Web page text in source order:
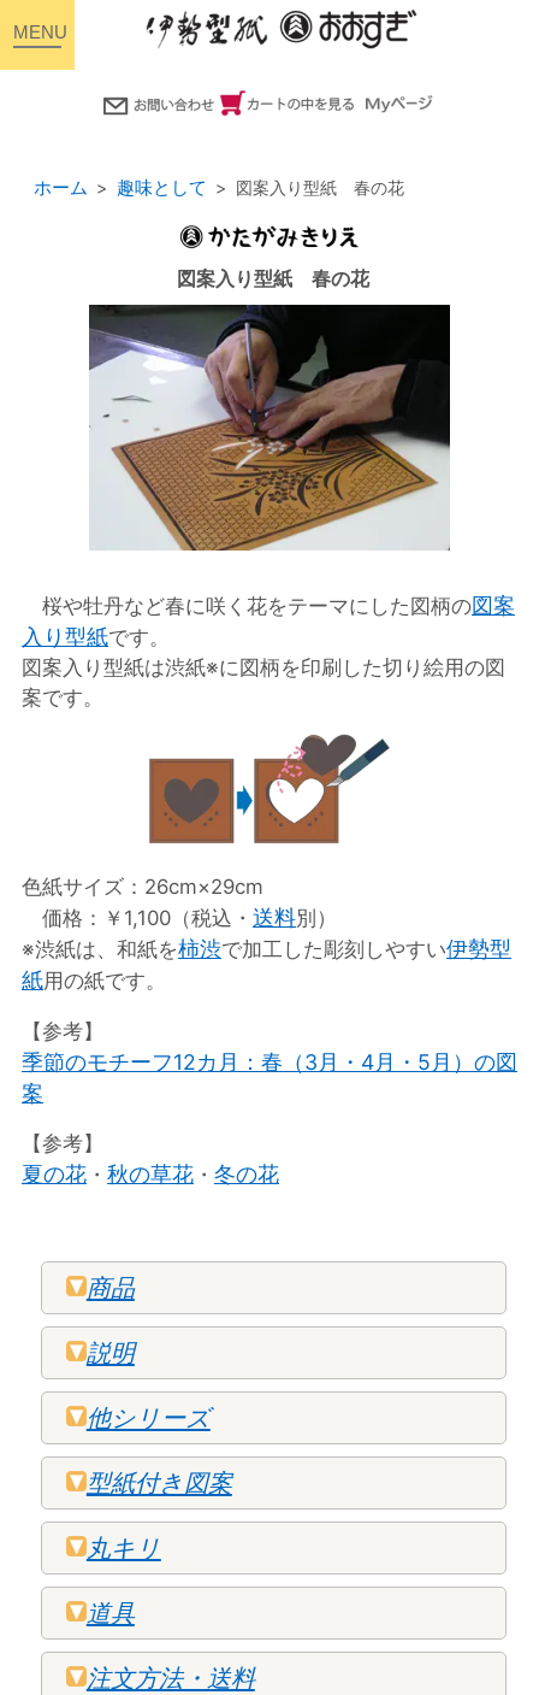
ホーム 趣味として 図案入り型紙 春の花
図案入り型紙 春の花
桜や牡丹など春に咲く花をテーマにした図柄の図案
入り型紙です。
図案入り型紙は渋紙※に図柄を印刷した切り絵用の図
案です。
色紙サイズ：26cm×29cm
価格：￥1,100（税込・ 送料別）
※渋紙は、和紙を柿渋で加工した彫刻しやすい伊勢型
紙用の紙です。
【参考】
季節のモチーフ12カ月：春（3月・4月・5月）の図
案
【参考】
夏の花 ・ 秋の草花 ・ 冬の花
商品
説明
他シリーズ
型紙付き図案
丸キリ
道具
注文方法・送料
toggle
navigation